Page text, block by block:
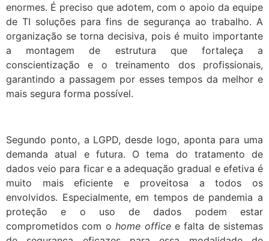
enormes. É preciso que adotem, com o apoio da equipe
de TI soluções para fins de segurança ao trabalho. A
organização se torna decisiva, pois é muito importante
a montagem de estrutura que fortaleça a
conscientização e o treinamento dos profissionais,
garantindo a passagem por esses tempos da melhor e
mais segura forma possível.
Segundo ponto, a LGPD, desde logo, aponta para uma
demanda atual e futura. O tema do tratamento de
dados veio para ficar e a adequação gradual e efetiva é
muito mais eficiente e proveitosa a todos os
envolvidos. Especialmente, em tempos de pandemia a
proteção e o uso de dados podem estar
comprometidos com ohome officee falta de sistemas